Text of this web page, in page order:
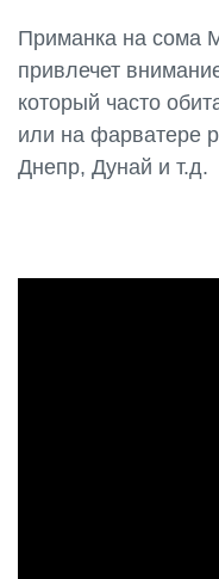
Приманка на сома
привлечет
который часто
или на фарватере
Днепр, Дунай и т.д.